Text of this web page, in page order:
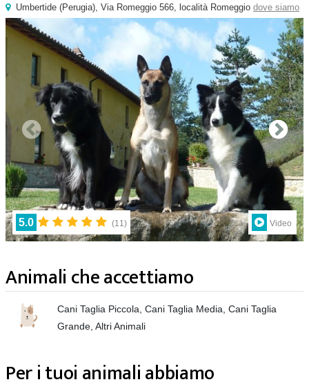
Umbertide (Perugia), Via Romeggio 566, località Romeggio dove siamo
5.0 (11) Video
Animali che accettiamo
Cani Taglia Piccola, Cani Taglia Media, Cani Taglia
Grande, Altri Animali
Per i tuoi animali abbiamo